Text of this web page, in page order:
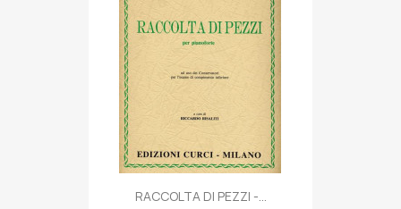
RACCOLTA DI PEZZI -...